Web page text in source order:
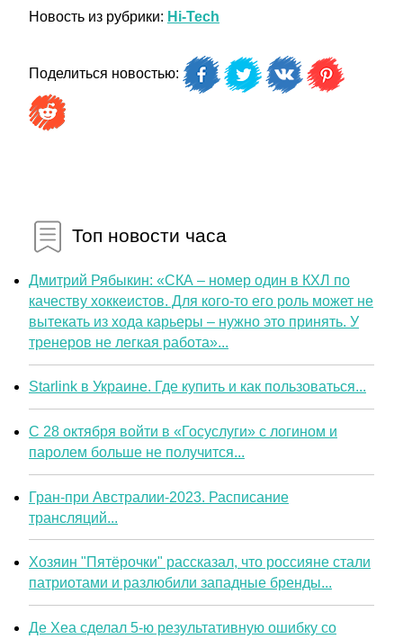
Новость из рубрики: Hi-Tech
Поделиться новостью:
Топ новости часа
Дмитрий Рябыкин: «СКА – номер один в КХЛ по
качеству хоккеистов. Для кого-то его роль может не
вытекать из хода карьеры – нужно это принять. У
тренеров не легкая работа»...
Starlink в Украине. Где купить и как пользоваться...
С 28 октября войти в «Госуслуги» с логином и
паролем больше не получится...
Гран-при Австралии-2023. Расписание
трансляций...
Хозяин "Пятёрочки" рассказал, что россияне стали
патриотами и разлюбили западные бренды...
Де Хеа сделал 5-ю результативную ошибку со